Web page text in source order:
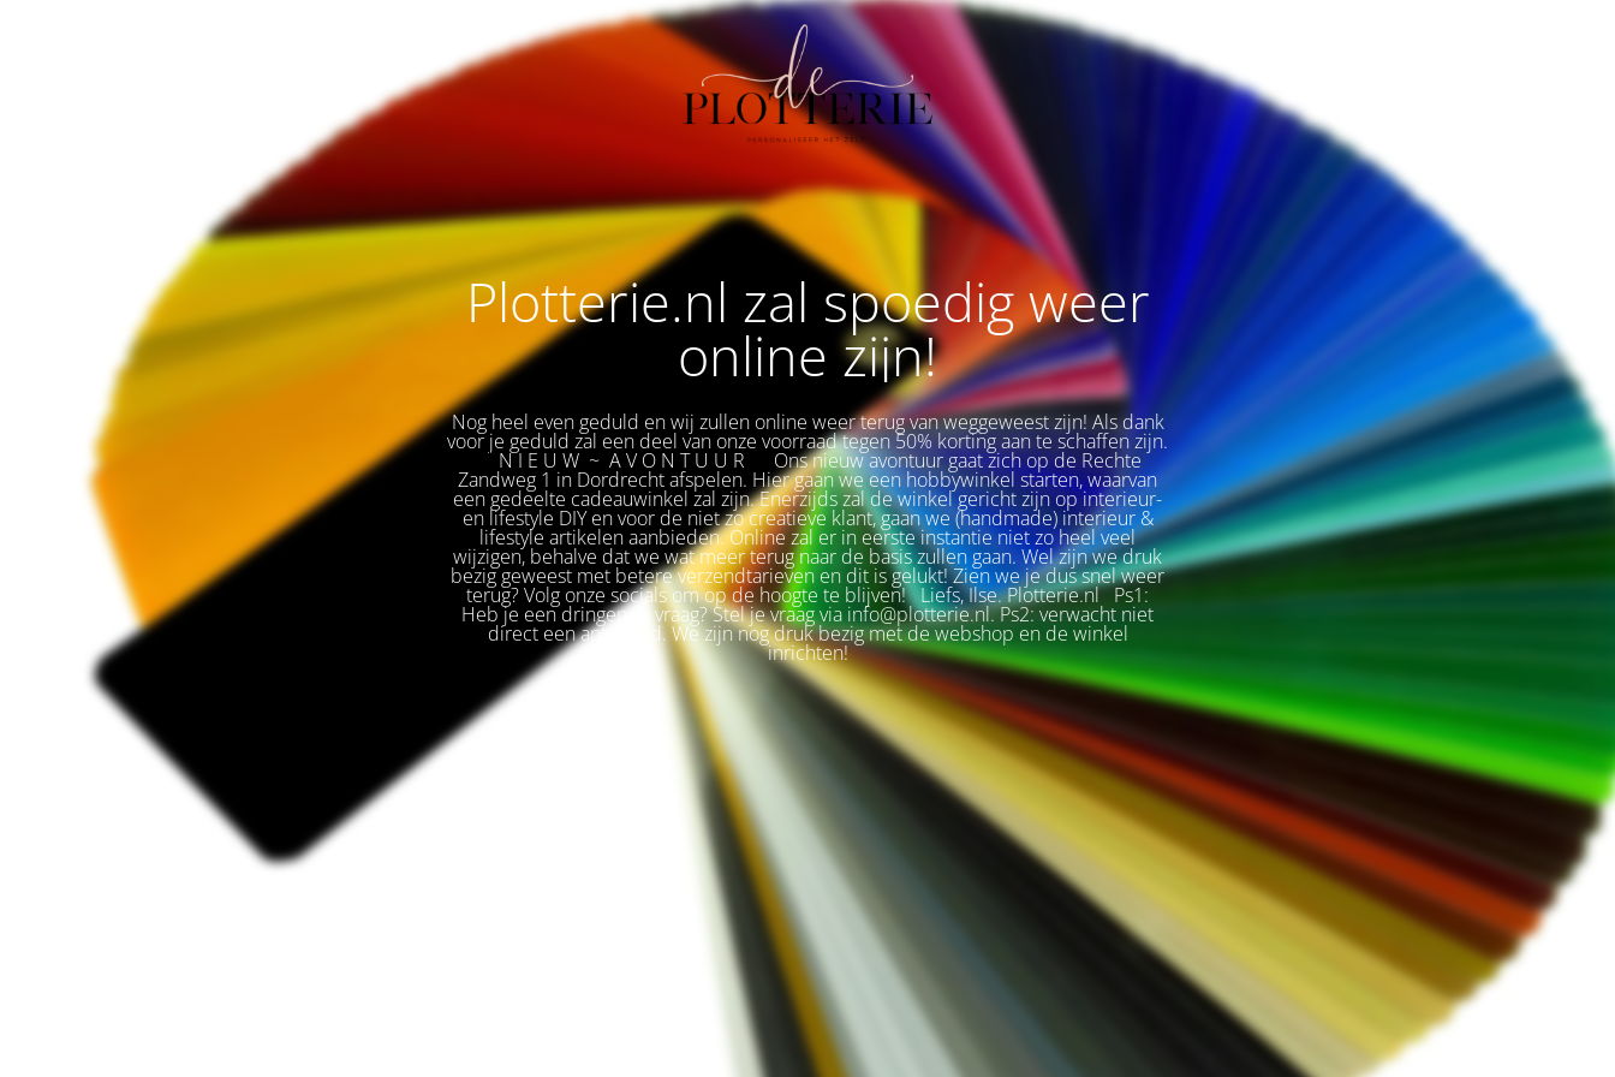
Plotterie.nl zal spoedig weer
online zijn!
Nog heel even geduld en wij zullen online weer terug van weggeweest zijn! Als dank
voor je geduld zal een deel van onze voorraad tegen 50% korting aan te schaffen zijn.
🌟 N I E U W ~ A V O N T U U R Ons nieuw avontuur gaat zich op de Rechte
Zandweg 1 in Dordrecht afspelen. Hier gaan we een hobbywinkel starten, waarvan
een gedeelte cadeauwinkel zal zijn. Enerzijds zal de winkel gericht zijn op interieur-
en lifestyle DIY en voor de niet zo creatieve klant, gaan we (handmade) interieur &
lifestyle artikelen aanbieden. Online zal er in eerste instantie niet zo heel veel
wijzigen, behalve dat we wat meer terug naar de basis zullen gaan. Wel zijn we druk
bezig geweest met betere verzendtarieven en dit is gelukt! Zien we je dus snel weer
terug? Volg onze socials om op de hoogte te blijven! Liefs, Ilse. Plotterie.nl Ps1:
Heb je een dringende vraag? Stel je vraag via info@plotterie.nl. Ps2: verwacht niet
direct een antwoord. We zijn nog druk bezig met de webshop en de winkel
inrichten!